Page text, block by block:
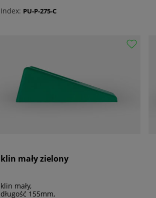
Index: PU-P-275-C
klin mały zielony
klin mały,
długość 155mm,